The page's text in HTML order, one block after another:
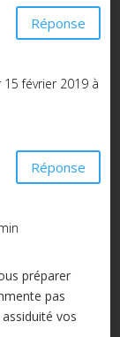
Réponse
15 février 2019 à
Réponse
préparer
pas
vos